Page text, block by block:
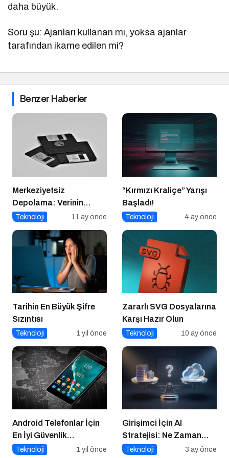
daha büyük.
Soru şu: Ajanları kullanan mı, yoksa ajanlar
tarafından ikame edilen mi?
Benzer Haberler
Merkeziyetsiz
Depolama: Verinin
Geleceği Web3 ile
Teknoloji 11 ay önce
“Kırmızı Kraliçe” Yarışı
Başladı!
Teknoloji 4 ay önce
Tarihin En Büyük Şifre
Sızıntısı
Teknoloji 1 yıl önce
Zararlı SVG Dosyalarına
Karşı Hazır Olun
Teknoloji 10 ay önce
Android Telefonlar İçin
En İyi Güvenlik
Uygulamaları
Teknoloji 1 yıl önce
Girişimci İçin AI
Stratejisi: Ne Zaman
‘Build’, Ne Zaman ‘Buy’?
Teknoloji 3 ay önce